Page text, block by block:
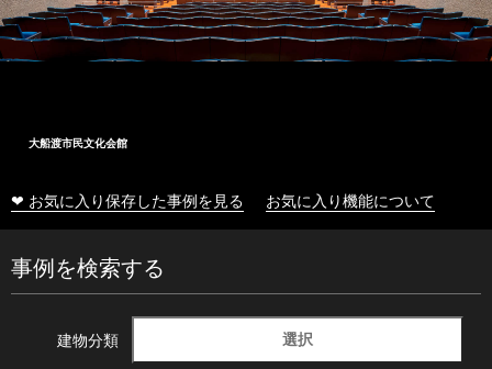
大船渡市民文化会館
❤ お気に入り保存した事例を見る お気に入り機能について
事例を検索する
建物分類 選択